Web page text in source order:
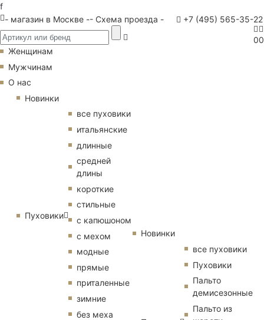
f
- магазин в Москве -- Схема проезда - +7 (495) 565-35-22
00
Женщинам
Мужчинам
О нас
Новинки
Пуховики
все пуховики
итальянские
длинные
средней
длины
короткие
стильные
с капюшоном
с мехом
модные
прямые
приталенные
зимние
без меха
Новинки
все пуховики
Пуховики
Пальто
демисезонные
Пальто из